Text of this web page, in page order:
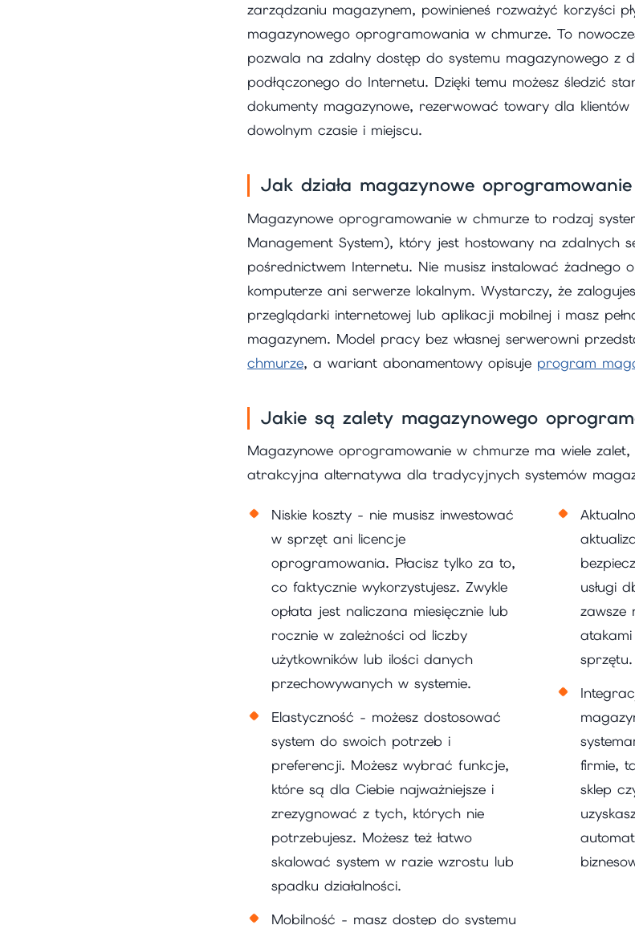
zarządzaniu magazynem, powinieneś rozważyć korzyści
magazynowego oprogramowania w chmurze. To
pozwala na zdalny dostęp do systemu magazynowego z
podłączonego do Internetu. Dzięki temu możesz śledzić
dokumenty magazynowe, rezerwować towary dla
dowolnym czasie i miejscu.
Jak działa magazynowe
Magazynowe oprogramowanie w chmurze to rodzaj
Management System), który jest hostowany na zdalnych
pośrednictwem Internetu. Nie musisz instalować żadnego
komputerze ani serwerze lokalnym. Wystarczy, że
przeglądarki internetowej lub aplikacji mobilnej i masz
magazynem. Model pracy bez własnej serwerowni
chmurze, a wariant abonamentowy opisuje program
Jakie są zalety magazynowego
Magazynowe oprogramowanie w chmurze ma wiele
atrakcyjna alternatywa dla tradycyjnych systemów
Niskie koszty - nie musisz inwestować
w sprzęt ani licencje
oprogramowania. Płacisz tylko za to,
co faktycznie wykorzystujesz. Zwykle
opłata jest naliczana miesięcznie lub
rocznie w zależności od liczby
użytkowników lub ilości danych
przechowywanych w systemie.
Elastyczność - możesz dostosować
system do swoich potrzeb i
preferencji. Możesz wybrać funkcje,
które są dla Ciebie najważniejsze i
zrezygnować z tych, których nie
potrzebujesz. Możesz też łatwo
skalować system w razie wzrostu lub
spadku działalności.
Mobilność - masz dostęp do systemu
usługi
zawsze
sprzętu.
firmie,
sklep